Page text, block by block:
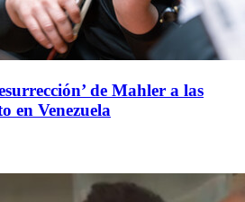
de Mahler a las
en Venezuela